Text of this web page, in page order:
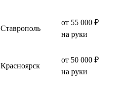
Ставрополь
от 55 000 ₽
на руки
Красноярск
от 50 000 ₽
на руки